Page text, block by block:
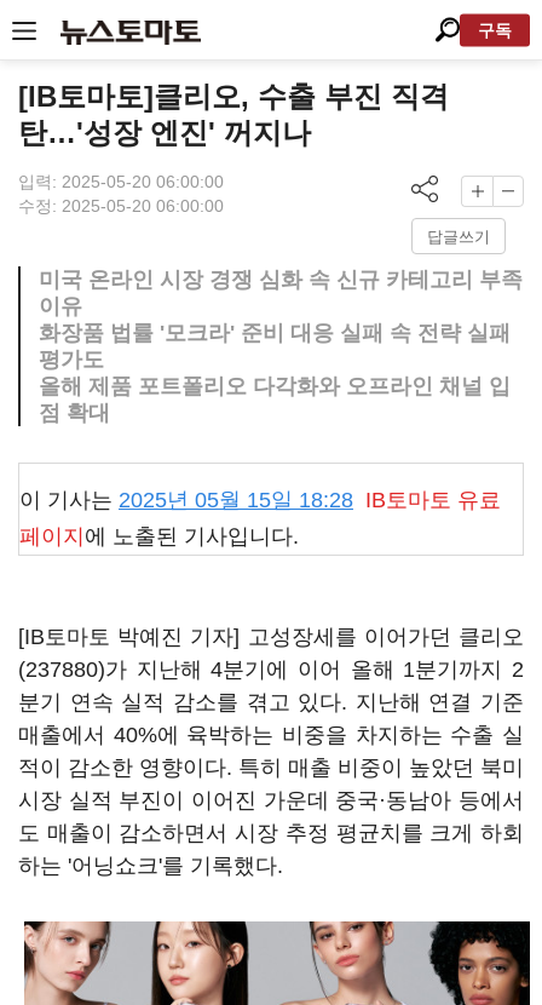
구독
[IB토마토]클리오, 수출 부진 직격
탄…'성장 엔진' 꺼지나
입력: 2025-05-20 06:00:00
수정: 2025-05-20 06:00:00
답글쓰기
미국 온라인 시장 경쟁 심화 속 신규 카테고리 부족
이유
화장품 법률 '모크라' 준비 대응 실패 속 전략 실패
평가도
올해 제품 포트폴리오 다각화와 오프라인 채널 입
점 확대
이 기사는 2025년 05월 15일 18:28 IB토마토 유료
페이지 에 노출된 기사입니다.
[IB토마토 박예진 기자] 고성장세를 이어가던 클리오
(237880)가 지난해 4분기에 이어 올해 1분기까지 2
분기 연속 실적 감소를 겪고 있다. 지난해 연결 기준
매출에서 40%에 육박하는 비중을 차지하는 수출 실
적이 감소한 영향이다. 특히 매출 비중이 높았던 북미
시장 실적 부진이 이어진 가운데 중국·동남아 등에서
도 매출이 감소하면서 시장 추정 평균치를 크게 하회
하는 '어닝쇼크'를 기록했다.